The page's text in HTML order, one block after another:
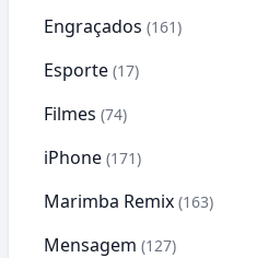
Engraçados (161)
Esporte (17)
Filmes (74)
iPhone (171)
Marimba Remix (163)
Mensagem (127)